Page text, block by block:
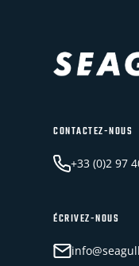
CONTACTEZ-NOUS
+33 (0)2 97
ÉCRIVEZ-NOUS